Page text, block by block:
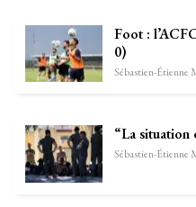
Foot :
0)
“La situation